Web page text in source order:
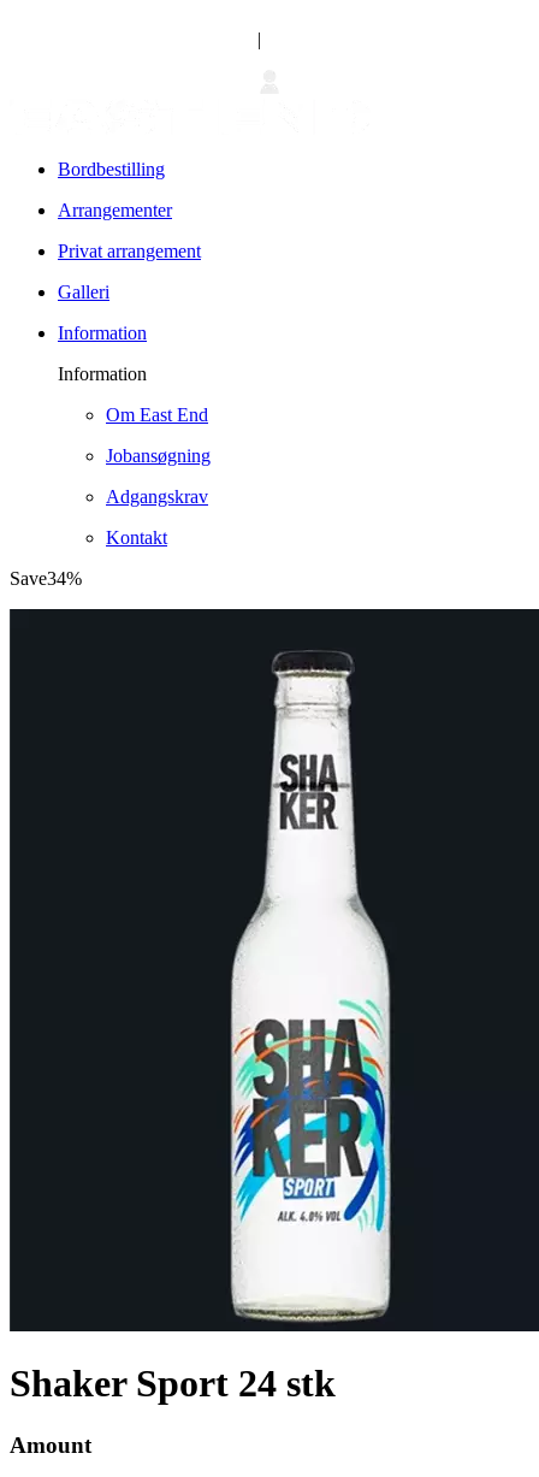
|
Bordbestilling
Arrangementer
Privat arrangement
Galleri
Information
Information
Om East End
Jobansøgning
Adgangskrav
Kontakt
Save34%
Shaker Sport 24 stk
Amount